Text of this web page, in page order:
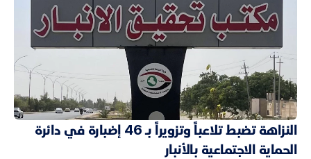
النزاهة تضبط تلاعباً وتزويراً بـ 46 إضبارة في دائرة
الحماية الاجتماعية بالأنبار